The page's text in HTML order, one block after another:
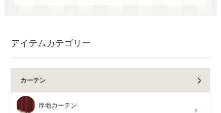
アイテムカテゴリー
カーテン
厚地カーテン